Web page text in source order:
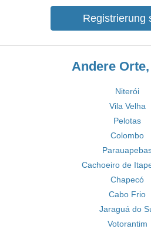
Registrierung
Andere
Niterói
Vila Velha
Pelotas
Colombo
Cachoeiro de
Chapecó
Cabo Frio
Jaraguá do
Votorantim